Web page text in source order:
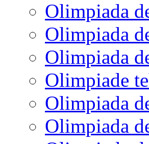
Olimpiada
Olimpiada
Olimpiada
Olimpiade
Olimpiada
Olimpiada